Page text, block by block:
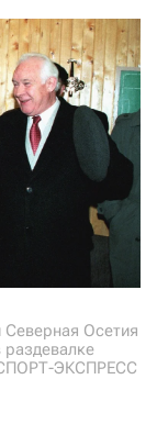
Северная Осетия
СПОРТ-ЭКСПРЕСС